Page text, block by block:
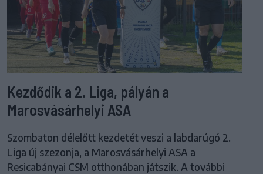
Kezdődik a 2. Liga, pályán a
Marosvásárhelyi ASA
Szombaton délelőtt kezdetét veszi a labdarúgó 2.
Liga új szezonja, a Marosvásárhelyi ASA a
Resicabányai CSM otthonában játszik. A további